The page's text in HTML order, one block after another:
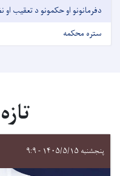
دفرمانونو او حکمونو د تعقیب
ستره محکمه
پنجشنبه ۱۴۰۵/۵/۱۵ - ۹:۹